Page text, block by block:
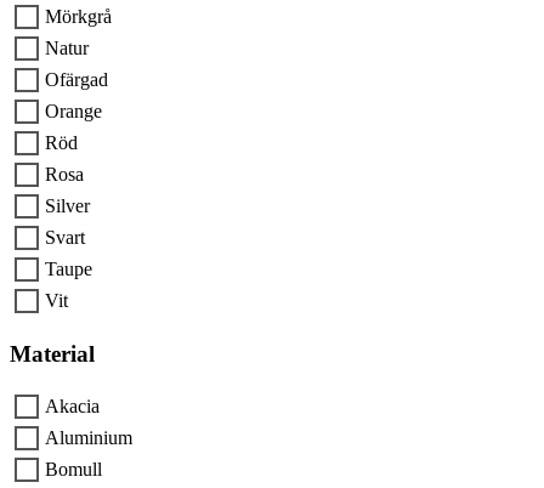
Mörkgrå
Natur
Ofärgad
Orange
Röd
Rosa
Silver
Svart
Taupe
Vit
Material
Akacia
Aluminium
Bomull